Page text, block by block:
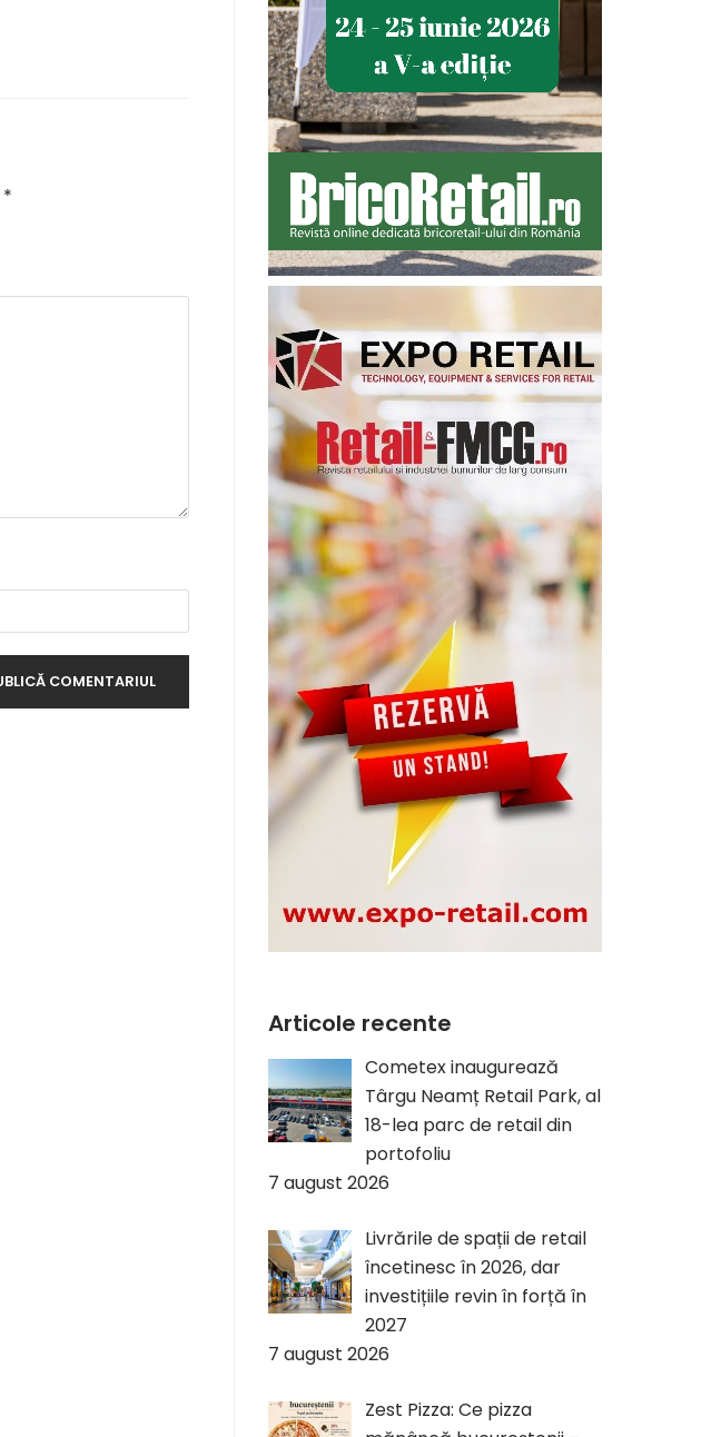
*
Articole recente
Cometex inaugurează
Târgu Neamț Retail Park, al
18-lea parc de retail din
portofoliu
7 august 2026
Livrările de spații de retail
încetinesc în 2026, dar
investițiile revin în forță în
2027
7 august 2026
Zest Pizza: Ce pizza